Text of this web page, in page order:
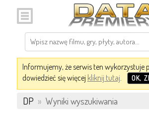
Informujemy, że serwis ten wykorzystuje
dowiedzieć się więcej kliknij tutaj. OK,
DP » Wyniki wyszukiwania